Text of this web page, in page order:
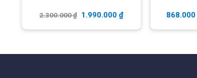
2.300.000₫ 1.990.000 ₫